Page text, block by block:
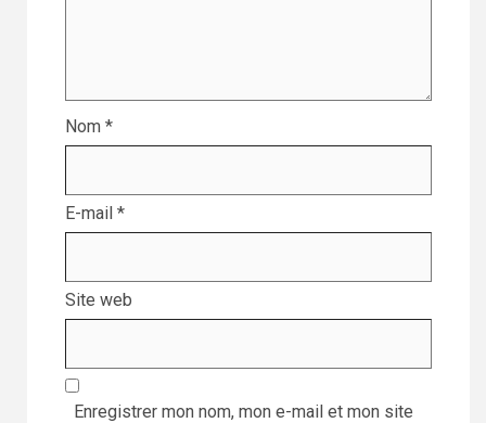
Nom *
E-mail *
Site web
Enregistrer mon nom, mon e-mail et mon site